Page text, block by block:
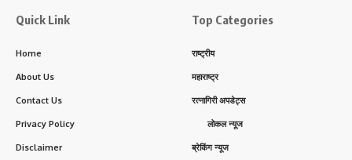
Quick Link
Home
About Us
Contact Us
Privacy Policy
Disclaimer
Top Categories
राष्ट्रीय
महाराष्ट्र
रत्नागिरी अपडेट्स
लोकल न्यूज
ब्रेकिंग न्यूज